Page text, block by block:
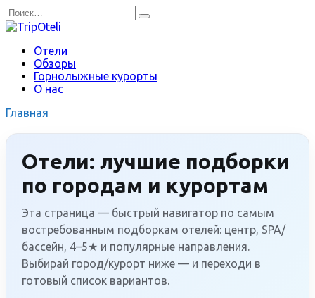
Перейти
к
содержанию
Search
for:
Отели
Обзоры
Горнолыжные курорты
О нас
Главная
Отели: лучшие подборки
по городам и курортам
Эта страница — быстрый навигатор по самым
востребованным подборкам отелей: центр, SPA/
бассейн, 4–5★ и популярные направления.
Выбирай город/курорт ниже — и переходи в
готовый список вариантов.